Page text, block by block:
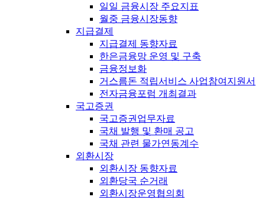
일일 금융시장 주요지표
월중 금융시장동향
지급결제
지급결제 동향자료
한은금융망 운영 및 구축
금융정보화
거스름돈 적립서비스 사업참여지원서
전자금융포럼 개최결과
국고증권
국고증권업무자료
국채 발행 및 환매 공고
국채 관련 물가연동계수
외환시장
외환시장 동향자료
외환당국 순거래
외환시장운영협의회